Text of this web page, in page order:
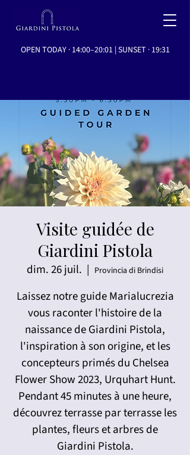
OPEN TODAY · 14:00–20:01 | SUNSET · 19:31
Visite guidée de
Giardini Pistola
dim. 26 juil.
  |
Provincia di Brindisi
Laissez notre guide Marialucrezia
vous raconter l'histoire de la
naissance de Giardini Pistola,
l'inspiration à son origine, et les
concepteurs primés du Chelsea
Flower Show 2023, Urquhart Hunt.
Pendant 45 minutes à une heure,
découvrez terrasse par terrasse les
plantes, fleurs et arbres de
Giardini Pistola.